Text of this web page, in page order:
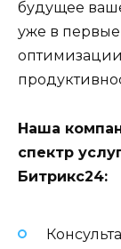
будущее
уже в
Наша
спектр
Битрикс24: